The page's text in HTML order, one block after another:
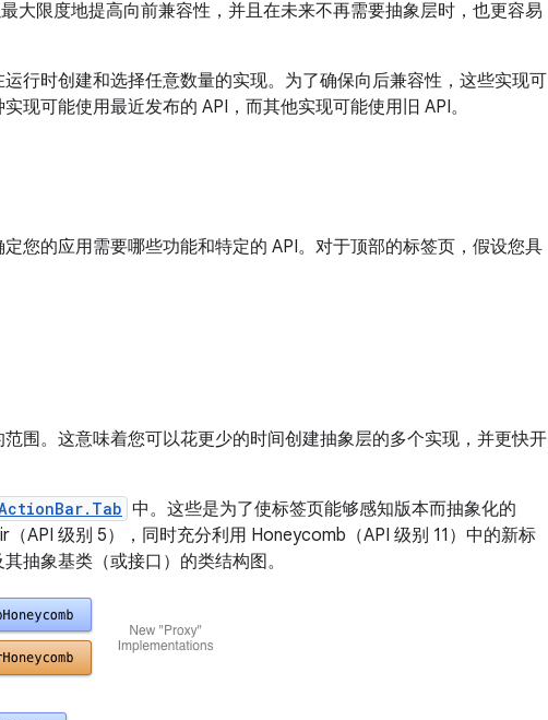
大限度地提高向前兼容性，并且在未来不再需要抽象层时，也更容易
行时创建和选择任意数量的实现。为了确保向后兼容性，这些实现可
现可能使用最近发布的 API，而其他实现可能使用旧 API。
您的应用需要哪些功能和特定的 API。对于顶部的标签页，假设您具
围。这意味着您可以花更少的时间创建抽象层的多个实现，并更快开
中。这些是为了使标签页能够感知版本而抽象化的
API 级别 5），同时充分利用 Honeycomb（API 级别 11）中的新标
抽象基类（或接口）的类结构图。